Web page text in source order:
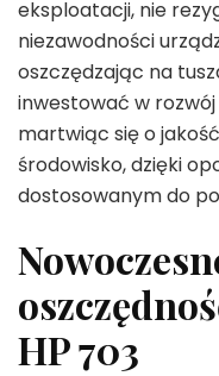
eksploatacji, nie
niezawodności
oszczędzając na
inwestować w rozwój
martwiąc się o
środowisko, dzięki
dostosowanym do
HP 703